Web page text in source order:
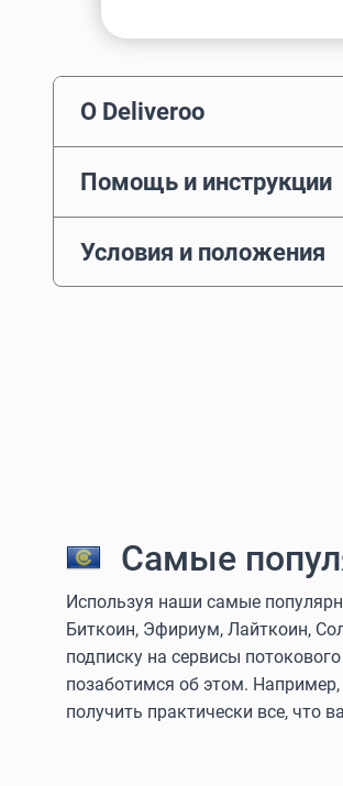
О Deliveroo
Помощь и инструкции
Условия и положения
Самые
Используя наши самые
Биткоин, Эфириум, Лайткоин,
подписку на сервисы
позаботимся об этом.
получить практически все, что